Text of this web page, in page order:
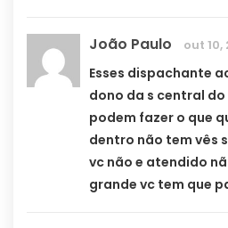
João Paulo out 10,
Esses dispachante
dono da s central
podem fazer o que
dentro não tem vês
vc não e atendido
grande vc tem que